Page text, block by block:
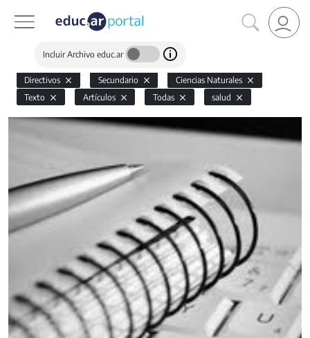
Incluir Archivo educ.ar
Directivos Secundario
Ciencias Naturales
Texto
Artículos Todas salud